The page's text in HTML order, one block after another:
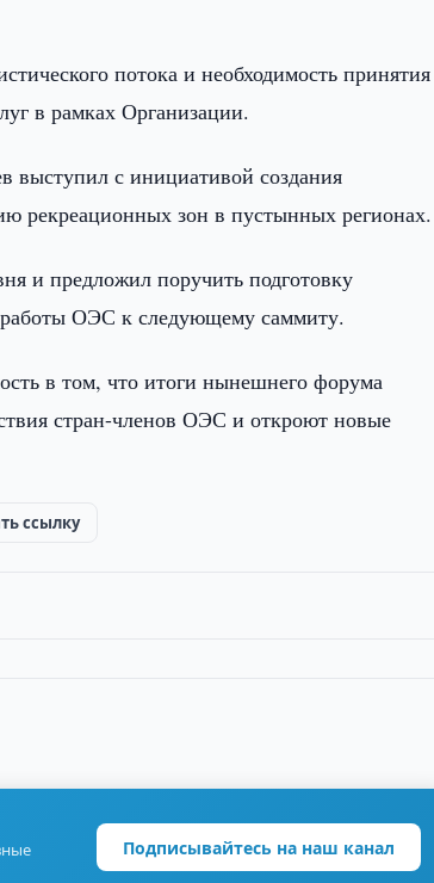
потока и необходимость принятия
в рамках Организации.
выступил с инициативой создания
рекреационных зон в пустынных регионах.
и предложил поручить подготовку
ОЭС к следующему саммиту.
в том, что итоги нынешнего форума
стран-членов ОЭС и откроют новые
ссылку
Подписывайтесь на наш канал